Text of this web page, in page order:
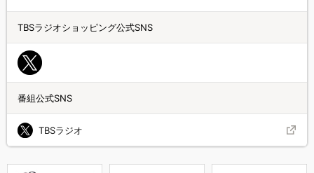
TBSラジオショッピング公式SNS
番組公式SNS
TBSラジオ